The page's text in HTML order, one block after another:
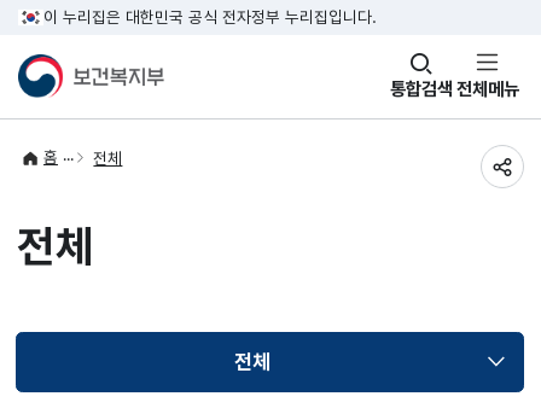
이 누리집은 대한민국 공식 전자정부 누리집입니다.
통합검색
창
열기 전체메뉴
홈 전체
전체
전체선택됨